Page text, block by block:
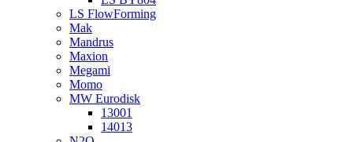
LS FlowForming
Mak
Mandrus
Maxion
Megami
Momo
MW Eurodisk
13001
14013